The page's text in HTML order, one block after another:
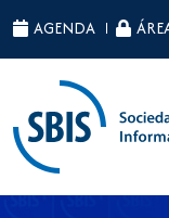
AGENDA
ID da página raiz: